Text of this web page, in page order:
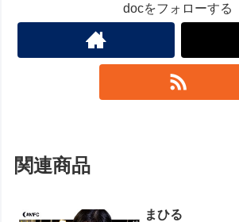
docをフォローする
関連商品
まひる